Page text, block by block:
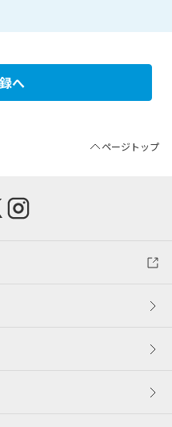
へ
ページトップ